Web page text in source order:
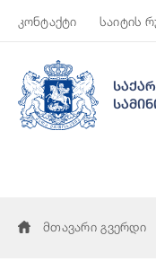
კონტაქტი საიტის
მთავარი გვერდი